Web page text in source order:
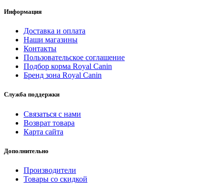
Информация
Доставка и оплата
Наши магазины
Контакты
Пользовательское соглашение
Подбор корма Royal Canin
Бренд зона Royal Canin
Служба поддержки
Связаться с нами
Возврат товара
Карта сайта
Дополнительно
Производители
Товары со скидкой